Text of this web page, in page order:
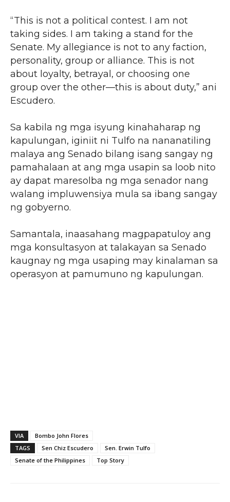
“This is not a political contest. I am not
taking sides. I am taking a stand for the
Senate. My allegiance is not to any faction,
personality, group or alliance. This is not
about loyalty, betrayal, or choosing one
group over the other—this is about duty,” ani
Escudero.
Sa kabila ng mga isyung kinahaharap ng
kapulungan, iginiit ni Tulfo na nananatiling
malaya ang Senado bilang isang sangay ng
pamahalaan at ang mga usapin sa loob nito
ay dapat maresolba ng mga senador nang
walang impluwensiya mula sa ibang sangay
ng gobyerno.
Samantala, inaasahang magpapatuloy ang
mga konsultasyon at talakayan sa Senado
kaugnay ng mga usaping may kinalaman sa
operasyon at pamumuno ng kapulungan.
VIA
Bombo John Flores
TAGS
Sen Chiz Escudero
Sen. Erwin Tulfo
Senate of the Philippines
Top Story